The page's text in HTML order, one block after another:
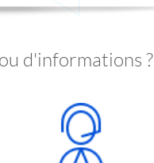
d'informations ?